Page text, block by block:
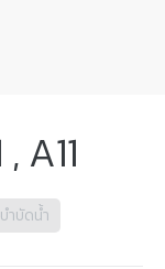
A11
ำบัดน้ำ